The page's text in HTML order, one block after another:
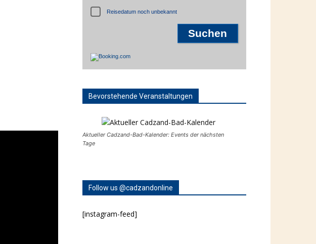
Bevorstehende Veranstaltungen
Aktueller Cadzand-Bad-Kalender: Events der nächsten
Tage
Follow us @cadzandonline
[instagram-feed]